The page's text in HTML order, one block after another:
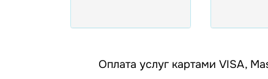
Оплата услуг картами VISA,